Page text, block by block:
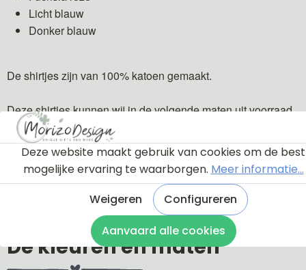
Licht blauw
Donker blauw
De shirtjes zijn van 100% katoen gemaakt.
Deze shirtjes kunnen wij in de volgende maten uit voorraad
leveren: 56, 62, 68, 74, 80, 86, 92, 98, 104, 110/116, 122/128
en 134/146.
De kleuren en maten
Deze website maakt gebruik van cookies om de best
mogelijke ervaring te waarborgen. Meer informatie...
Weigeren
Configureren
Aanvaard alle cookies